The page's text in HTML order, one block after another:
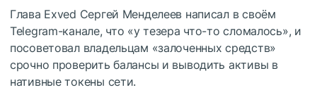
Глава Exved Сергей Менделеев написал в своём
Telegram-канале, что «у тезера что-то сломалось», и
посоветовал владельцам «залоченных средств»
срочно проверить балансы и выводить активы в
нативные токены сети.